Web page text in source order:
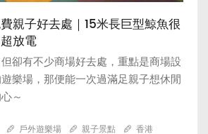
親子好去處｜15米長巨型鯨魚很
放電
卻有不少商場好去處，重點是商場設
樂場，那便能一次過滿足親子想休閒
～
戶外遊樂場 親子景點 香港